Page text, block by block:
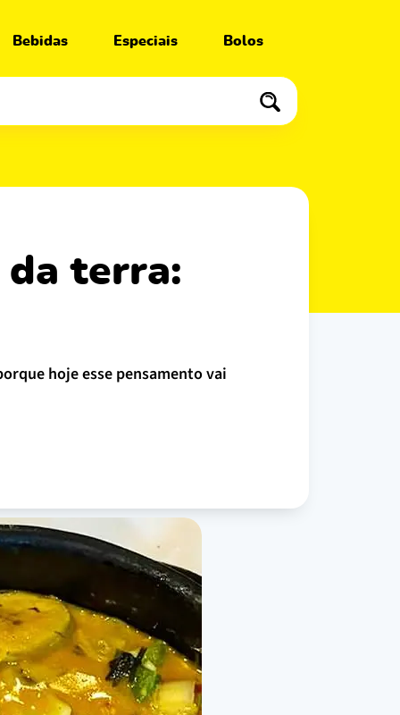
Bebidas Especiais Bolos